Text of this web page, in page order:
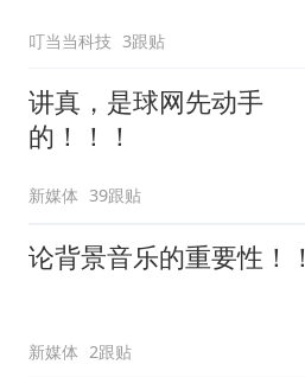
叮当当科技 3跟贴
讲真，是球网先动手
的！！！
新媒体 39跟贴
论背景音乐的重要性！！
新媒体 2跟贴